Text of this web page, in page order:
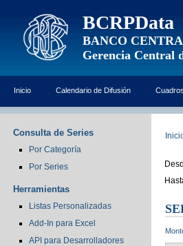
BCRPData
BANCO
Gerencia Central
Inicio Calendario de Difusión
Consulta de Series
Por Categoría
Por Series
Herramientas
Listas Personalizadas
Add-In para Excel
API para Desarrolladores